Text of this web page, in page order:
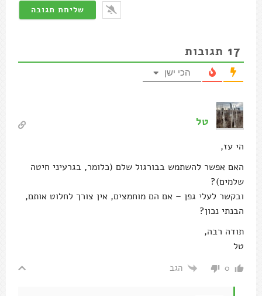
17 תגובות
הכי ישן
טל
הי עז,
האם אפשר להשתמש בבורגול שלם (כלומר, בגרעיני חיטה
שלמים)?
ובקשר לעלי גפן – אם הם מוחמצים, אין צורך לחלוט אותם,
הבנתי נכון?
תודה רבה,
טל
0 הגב